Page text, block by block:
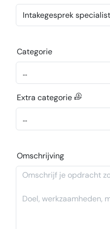
Categorie
Extra categorie
Omschrijving